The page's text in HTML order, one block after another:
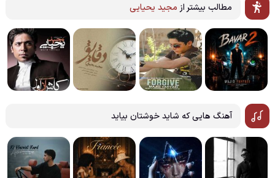
مطالب بیشتر از مجید یحیایی
آهنگ هایی که شاید خوشتان بیاید